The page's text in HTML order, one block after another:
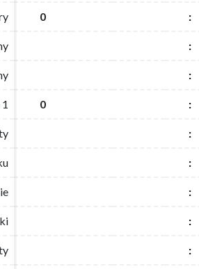
0 :
:
:
0 :
:
:
:
:
:
0 :
:
:
0 :
:
:
:
:
: